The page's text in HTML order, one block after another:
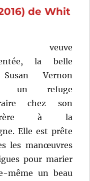
Formande Whit
veuve
la belle
Vernon
un refuge
chez son
frère à la
Elle est prête
les manœuvres
pour marier
même un beau